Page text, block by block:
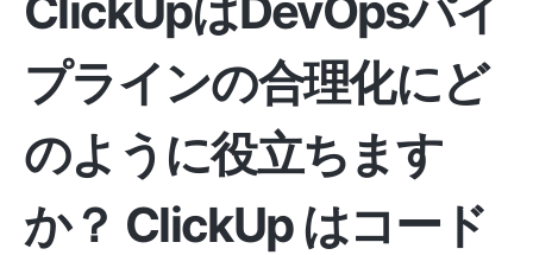
プラインの合理化にど
のように役立ちます
か？ ClickUpはコード